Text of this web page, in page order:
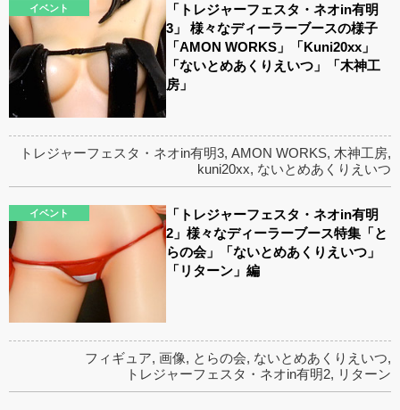
イベント
「トレジャーフェスタ・ネオin有明
3」 様々なディーラーブースの様子
「AMON WORKS」「Kuni20xx」
「ないとめあくりえいつ」「木神工
房」
トレジャーフェスタ・ネオin有明3, AMON WORKS, 木神工房,
kuni20xx, ないとめあくりえいつ
イベント
「トレジャーフェスタ・ネオin有明
2」様々なディーラーブース特集「と
らの会」「ないとめあくりえいつ」
「リターン」編
フィギュア, 画像, とらの会, ないとめあくりえいつ,
トレジャーフェスタ・ネオin有明2, リターン